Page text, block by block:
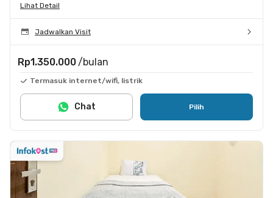
Lihat Detail
Jadwalkan Visit
Rp1.350.000 /bulan
Termasuk internet/wifi, listrik
Pilih
Chat